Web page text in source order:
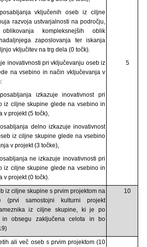
vključenih oseb iz ciljne
razvoja ustvarjalnosti na področju,
kompleksnejših oblik
zaposlovanja ter iskanja
vključitev na trg dela (0 točk).
inovativnosti pri vključevanju oseb iz
na vsebino in način vključevanja v
5
izkazuje inovativnost pri
iz ciljne skupine glede na vsebino in
v projekt (5 točk),
delno izkazuje inovativnost
iz ciljne skupine glede na vsebino
v projekt (3 točke),
ne izkazuje inovativnosti pri
iz ciljne skupine glede na vsebino in
v projekt (0 točk).
iz ciljne skupine s prvim projektom na
(prvi samostojni kulturni projekt
iz ciljne skupine, ki je po
in obsegu zaključena celota in bo
10
ali več oseb s prvim projektom (10